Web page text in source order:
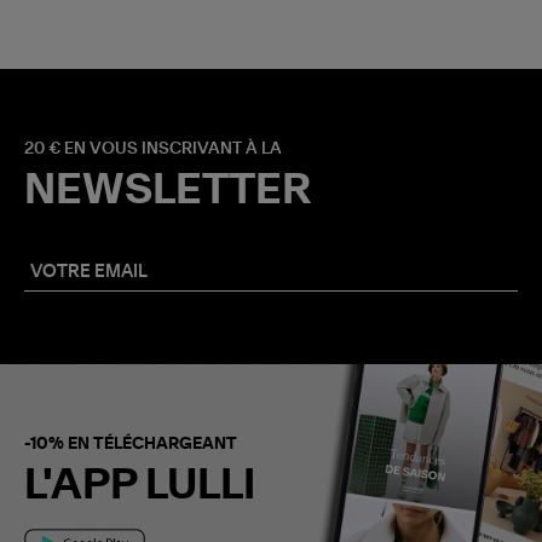
20 € EN VOUS INSCRIVANT À LA
NEWSLETTER
-10% EN TÉLÉCHARGEANT
L'APP LULLI